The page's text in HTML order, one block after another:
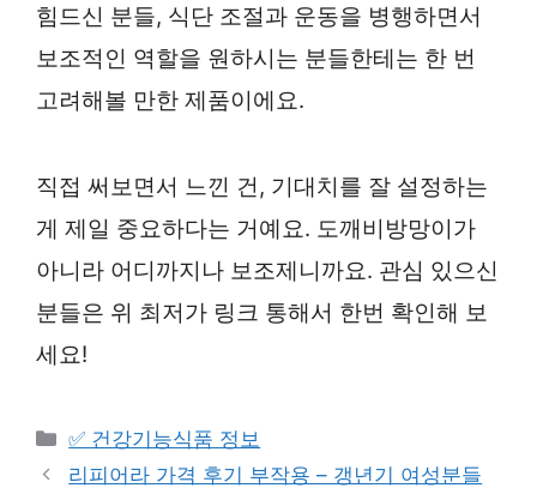
힘드신 분들, 식단 조절과 운동을 병행하면서
보조적인 역할을 원하시는 분들한테는 한 번
고려해볼 만한 제품이에요.
직접 써보면서 느낀 건, 기대치를 잘 설정하는
게 제일 중요하다는 거예요. 도깨비방망이가
아니라 어디까지나 보조제니까요. 관심 있으신
분들은 위 최저가 링크 통해서 한번 확인해 보
세요!
카
테
✅ 건강기능식품 정보
리피어라 가격 후기 부작용 – 갱년기 여성분들